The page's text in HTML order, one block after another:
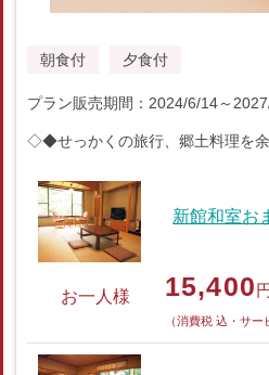
朝食付 夕食付
プラン販売期間：2024/6/14～
◇◆せっかくの旅行、郷土料理を
新館和室お
お一人様 15,400
（消費税 込・サー